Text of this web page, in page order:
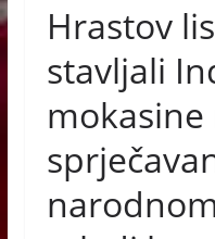
c
e
b
o
o
k
ss
e
n
g
er
at
s
A
p
p
Hrastov
stavljali
mokasine